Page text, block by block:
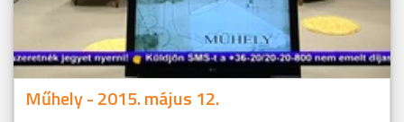
Műhely - 2015. május 12.